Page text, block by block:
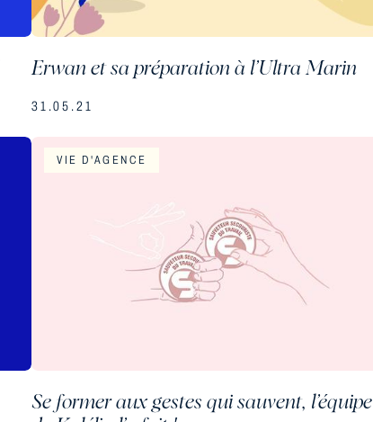
Erwan et sa préparation à l’Ultra Marin
31.05.21
Se former aux gestes qui sauvent, l’équipe
VIE D'AGENCE